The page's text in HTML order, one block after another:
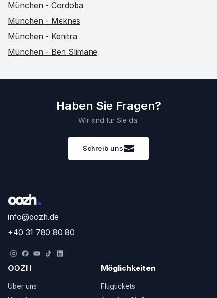
München - Cordoba
München - Meknes
München - Kenitra
München - Ben Slimane
Haben Sie Fragen?
Wir sind für Sie da.
Schreib uns
info@oozh.de
+40 31 780 80 80
OOZH
Über uns
Möglichkeiten
Flugtickets